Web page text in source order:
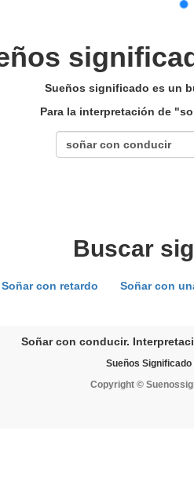
Sueños significado es un
Para la interpretación de
Buscar
Soñar con retardo Soñar con
Soñar con conducir.
Sueños
Copyright ©